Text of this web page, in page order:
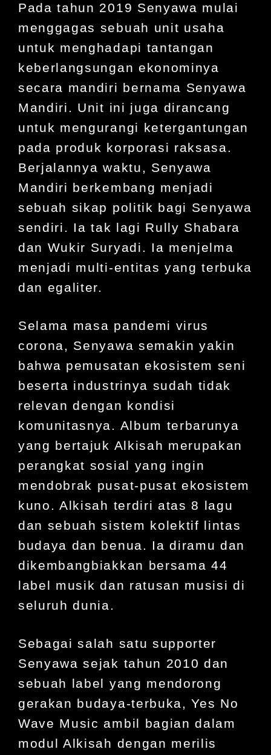
Pada tahun 2019 Senyawa mulai
menggagas sebuah unit usaha
untuk menghadapi tantangan
keberlangsungan ekonominya
secara mandiri bernama Senyawa
Mandiri. Unit ini juga dirancang
untuk mengurangi ketergantungan
pada produk korporasi raksasa.
Berjalannya waktu, Senyawa
Mandiri berkembang menjadi
sebuah sikap politik bagi Senyawa
sendiri. Ia tak lagi Rully Shabara
dan Wukir Suryadi. Ia menjelma
menjadi multi-entitas yang terbuka
dan egaliter.
Selama masa pandemi virus
corona, Senyawa semakin yakin
bahwa pemusatan ekosistem seni
beserta industrinya sudah tidak
relevan dengan kondisi
komunitasnya. Album terbarunya
yang bertajuk Alkisah merupakan
perangkat sosial yang ingin
mendobrak pusat-pusat ekosistem
kuno. Alkisah terdiri atas 8 lagu
dan sebuah sistem kolektif lintas
budaya dan benua. Ia diramu dan
dikembangbiakkan bersama 44
label musik dan ratusan musisi di
seluruh dunia.
Sebagai salah satu supporter
Senyawa sejak tahun 2010 dan
sebuah label yang mendorong
gerakan budaya-terbuka, Yes No
Wave Music ambil bagian dalam
modul Alkisah dengan merilis